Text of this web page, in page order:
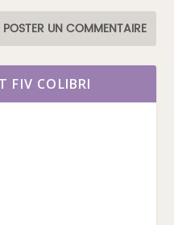
FIV COLIBRI